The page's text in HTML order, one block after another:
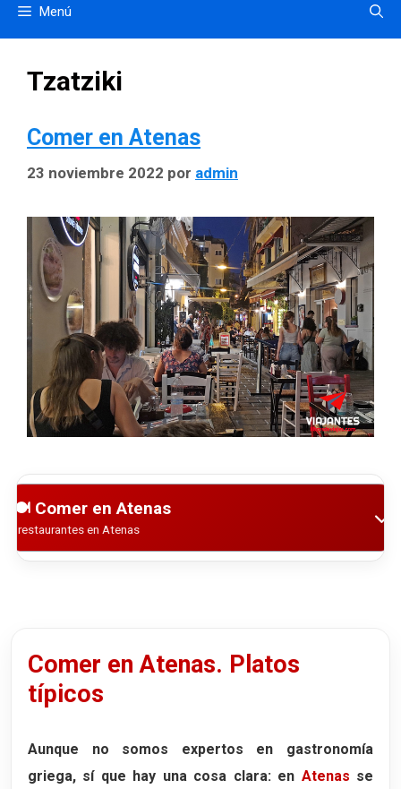
Menú
Tzatziki
Comer en Atenas
23 noviembre 2022 por admin
Comer en Atenas
Comer en Atenas. Platos
típicos
Aunque no somos expertos en gastronomía
griega, sí que hay una cosa clara: en Atenas se